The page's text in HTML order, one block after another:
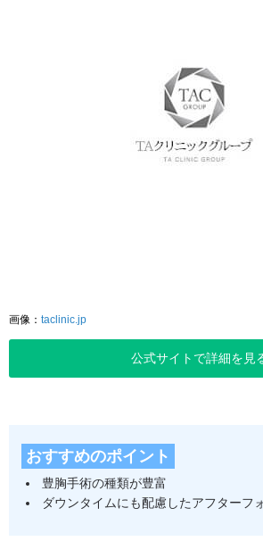
画像： taclinic.jp
公式サイトで詳細を見
おすすめのポイント
豊胸手術の種類が豊富
ダウンタイムにも配慮したアフターフ